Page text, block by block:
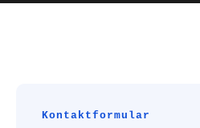
Kontaktformular